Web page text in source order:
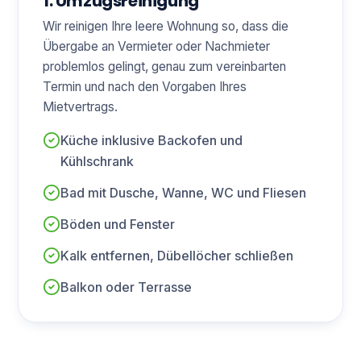
Wir reinigen Ihre leere Wohnung so, dass die
Übergabe an Vermieter oder Nachmieter
problemlos gelingt, genau zum vereinbarten
Termin und nach den Vorgaben Ihres
Mietvertrags.
Küche inklusive Backofen und
Kühlschrank
Bad mit Dusche, Wanne, WC und Fliesen
Böden und Fenster
Kalk entfernen, Dübellöcher schließen
Balkon oder Terrasse